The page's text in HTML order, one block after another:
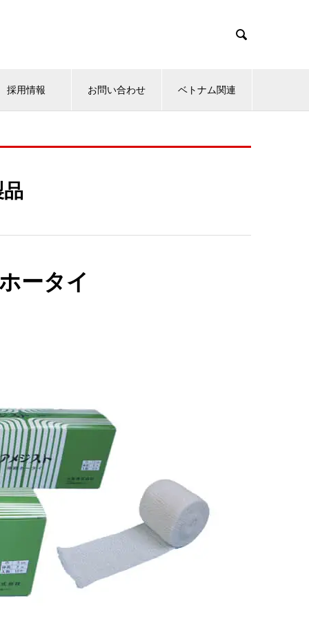

採用情報 お問い合わせ ベトナム関連
ータイ